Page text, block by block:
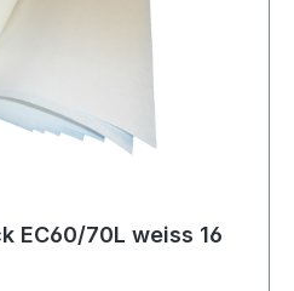
EC60/70L weiss 16